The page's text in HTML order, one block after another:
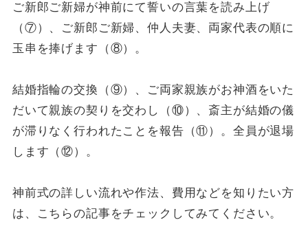
ご新郎ご新婦が神前にて誓いの言葉を読み上げ
（⑦）、ご新郎ご新婦、仲人夫妻、両家代表の順に
玉串を捧げます（⑧）。
結婚指輪の交換（⑨）、ご両家親族がお神酒をいた
だいて親族の契りを交わし（⑩）、斎主が結婚の儀
が滞りなく行われたことを報告（⑪）。全員が退場
します（⑫）。
神前式の詳しい流れや作法、費用などを知りたい方
は、こちらの記事をチェックしてみてください。